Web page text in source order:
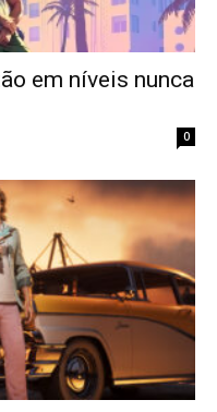
em níveis nunca
0